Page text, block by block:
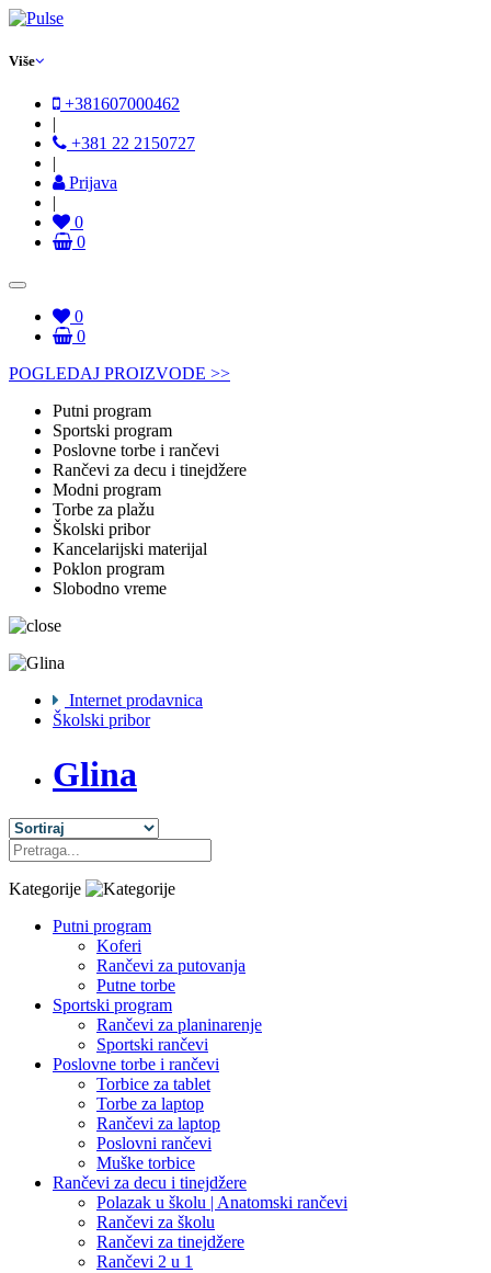
Više
+381607000462
|
+381 22 2150727
|
Prijava
|
0
0
0
0
POGLEDAJ PROIZVODE >>
Putni program
Sportski program
Poslovne torbe i rančevi
Rančevi za decu i tinejdžere
Modni program
Torbe za plažu
Školski pribor
Kancelarijski materijal
Poklon program
Slobodno vreme
Internet prodavnica
Školski pribor
Glina
Kategorije
Putni program
Koferi
Rančevi za putovanja
Putne torbe
Sportski program
Rančevi za planinarenje
Sportski rančevi
Poslovne torbe i rančevi
Torbice za tablet
Torbe za laptop
Rančevi za laptop
Poslovni rančevi
Muške torbice
Rančevi za decu i tinejdžere
Polazak u školu | Anatomski rančevi
Rančevi za školu
Rančevi za tinejdžere
Rančevi 2 u 1